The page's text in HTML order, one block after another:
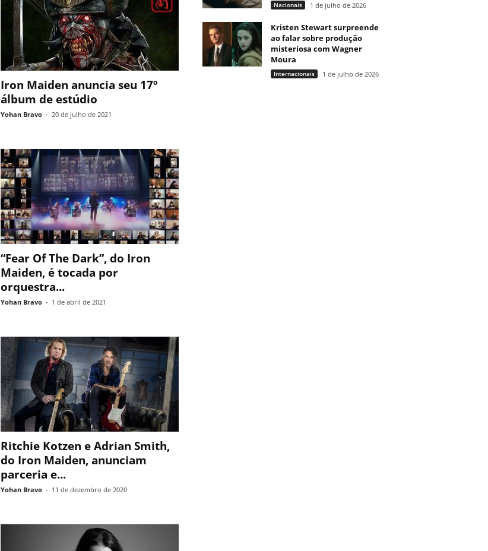
Iron Maiden anuncia seu 17º
álbum de estúdio
Yohan Bravo - 20 de julho de 2021
“Fear Of The Dark”, do Iron
Maiden, é tocada por
orquestra...
Yohan Bravo - 1 de abril de 2021
Ritchie Kotzen e Adrian Smith,
do Iron Maiden, anunciam
parceria e...
Yohan Bravo - 11 de dezembro de 2020
Nacionais 1 de julho de 2026
Kristen Stewart surpreende
ao falar sobre produção
misteriosa com Wagner
Moura
Internacionais 1 de julho de 2026